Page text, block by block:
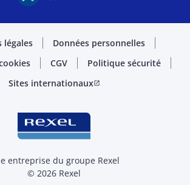
légales
Données personnelles
CGV
Politique sécurité
Sites internationauxopen_in_new
entreprise du groupe Rexel
© 2026 Rexel